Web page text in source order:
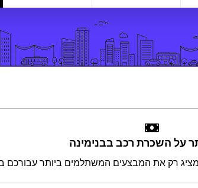
על השכרת רכב בבנימינה